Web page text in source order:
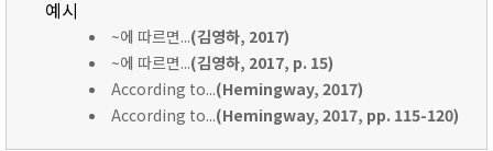
예시
~에 따르면...(김영하, 2017)
~에 따르면...(김영하, 2017, p. 15)
According to...(Hemingway, 2017)
According to...(Hemingway, 2017, pp. 115-120)